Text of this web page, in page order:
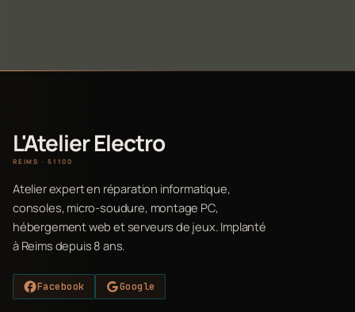
L'Atelier Electro
REIMS · 51100
Atelier expert en réparation informatique,
consoles, micro-soudure, montage PC,
hébergement web et serveurs de jeux. Implanté
à Reims depuis 8 ans.
Facebook Google